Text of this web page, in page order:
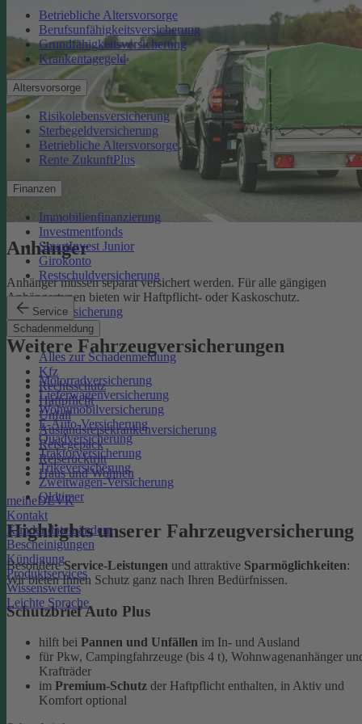
Betriebliche Altersvorsorge
Berufsunfähigkeitsversicherung
Grundfähigkeitsversicherung
Krankentagegeld
Altersvorsorge
Risikolebensversicherung
Sterbegeldversicherung
Betriebliche Altersvorsorge
Rente ZukunftPlus
Finanzen
Immobilienfinanzierung
Investmentfonds
SmartInvest Junior
Girokonto
Restschuldversicherung
Service
Schadenmeldung
Alles zur Schadenmeldung
Kfz
Rechtsschutz
Haftpflicht
Unfall
Auslandsreisekrankenversicherung
Reisegepäck
Reiserücktritt
Haus und Wohnen
meineDEVK
Kontakt
Kundendaten ändern
Bescheinigungen
Kündigung
Produktservices
Wissenswertes
Leichte Sprache
Anhänger
Anhänger müssen separat versichert werden. Für alle gängigen
Anhängertypen bieten wir Haftpflicht- oder Kaskoschutz.
Anhängerversicherung
Weitere Fahrzeugversicherungen
Motorradversicherung
Lieferwagenversicherung
Wohnmobilversicherung
E-Auto-Versicherung
Quadversicherung
Traktorversicherung
Trikeversicherung
Zweitwagen-Versicherung
Oldtimer
Highlights unserer Fahrzeugversicherung
BesondereService-Leistungen und attraktive Sparmöglichkeiten:
Wir bieten Ihnen Schutz ganz nach Ihren Bedürfnissen.
Schutzbrief Auto Plus
hilft bei Pannen und Unfällen im In- und Ausland
für Pkw, Campingfahrzeuge (bis 4 t), Wohnwagenanhänger
Krafträder
im Premium-Schutz der Haftpflicht enthalten, in Aktiv und
Komfort optional